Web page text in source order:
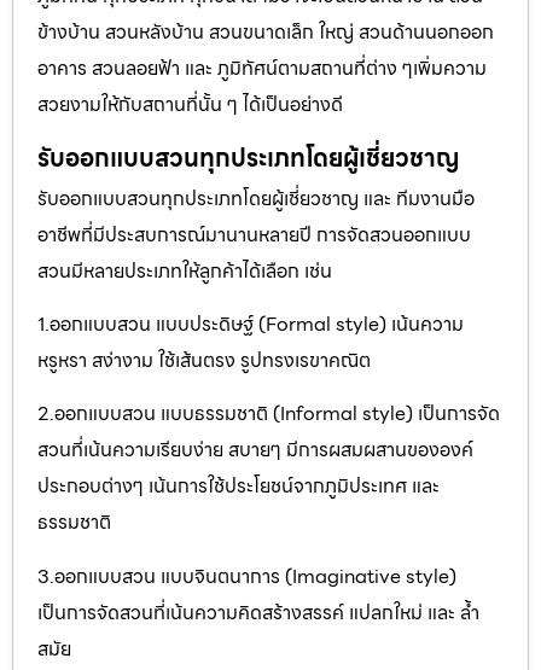
ข้างบ้าน สวนหลังบ้าน สวนขนาดเล็ก ใหญ่ สวนด้านนอกออก
อาคาร สวนลอยฟ้า และ ภูมิทัศน์ตามสถานที่ต่าง ๆเพิ่มความ
สวยงามให้กับสถานที่นั้น ๆ ได้เป็นอย่างดี
รับออกแบบสวนทุกประเภทโดยผู้เชี่ยวชาญ
รับออกแบบสวนทุกประเภทโดยผู้เชี่ยวชาญ และ ทีมงานมือ
อาชีพที่มีประสบการณ์มานานหลายปี การจัดสวนออกแบบ
สวนมีหลายประเภทให้ลูกค้าได้เลือก เช่น
1.ออกแบบสวน แบบประดิษฐ์ (Formal style) เน้นความ
หรูหรา สง่างาม ใช้เส้นตรง รูปทรงเรขาคณิต
2.ออกแบบสวน แบบธรรมชาติ (Informal style) เป็นการจัด
สวนที่เน้นความเรียบง่าย สบายๆ มีการผสมผสานขององค์
ประกอบต่างๆ เน้นการใช้ประโยชน์จากภูมิประเทศ และ
ธรรมชาติ
3.ออกแบบสวน แบบจินตนาการ (Imaginative style)
เป็นการจัดสวนที่เน้นความคิดสร้างสรรค์ แปลกใหม่ และ ล้ำ
สมัย